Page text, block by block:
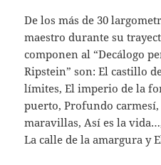
De los más de 30
maestro durante su
componen al “Decálogo
Ripstein” son: El castillo
límites, El imperio de la
puerto, Profundo
maravillas, Así es la
La calle de la amargura y